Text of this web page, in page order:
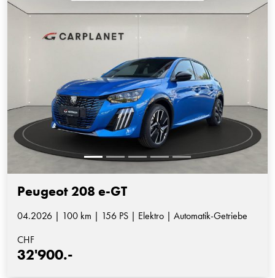
Peugeot 208 e-GT
04.2026 | 100 km | 156 PS | Elektro | Automatik-Getriebe
CHF
32'900.-